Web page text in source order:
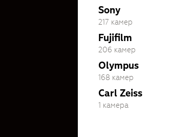
Sony
217 камер
Fujifilm
206 камер
Olympus
168 камер
Carl Zeiss
1 камера